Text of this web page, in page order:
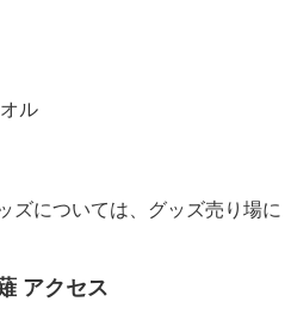
ル
ズについては、グッズ売り場に
アクセス